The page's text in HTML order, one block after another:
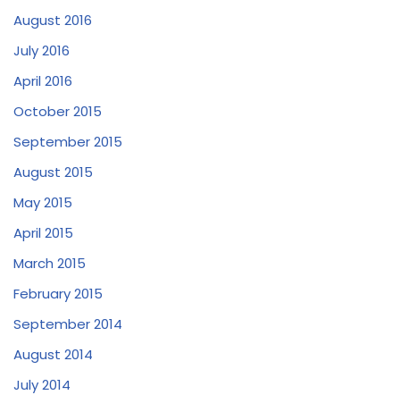
August 2016
July 2016
April 2016
October 2015
September 2015
August 2015
May 2015
April 2015
March 2015
February 2015
September 2014
August 2014
July 2014